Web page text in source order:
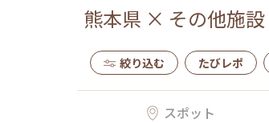
熊本県 × その他施設
絞り込む たびレポ
スポット